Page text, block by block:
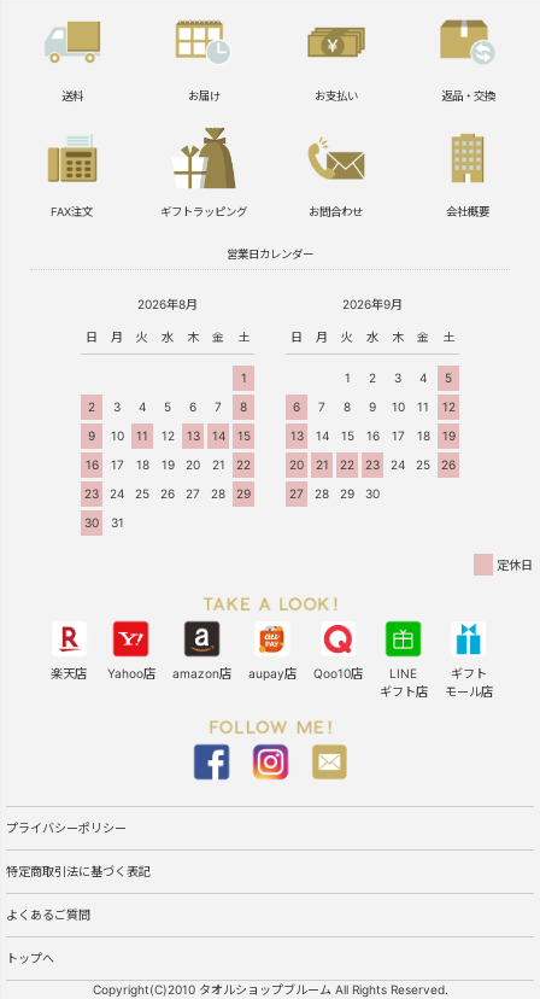
送料 お届け お支払い 返品・交換
FAX注文 ギフトラッピング お問合わせ 会社概要
営業日カレンダー
2026年8月
日 月 火 水 木 金 土
1
2
3 4 5 6 7
8
9
10 11 12 13 14
15
16
17 18 19 20 21
22
23
24 25 26 27 28
29
30
31
2026年9月
日 月 火 水 木 金 土
1 2 3 4
5
6
7 8 9 10 11
12
13
14 15 16 17 18
19
20
21 22 23 24 25
26
27
28 29 30
定休日
楽天店 Yahoo店 amazon店 aupay店 Qoo10店
LINE
ギフト店
ギフト
モール店
プライバシーポリシー
特定商取引法に基づく表記
よくあるご質問
トップへ
Copyright(C)2010 タオルショップブルーム All Rights Reserved.